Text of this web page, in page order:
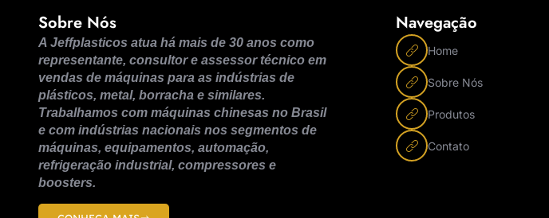
Sobre Nós
A Jeffplasticos atua há mais de 30 anos como
representante, consultor e assessor técnico em
vendas de máquinas para as indústrias de
plásticos, metal, borracha e similares.
Trabalhamos com máquinas chinesas no Brasil
e com indústrias nacionais nos segmentos de
máquinas, equipamentos, automação,
refrigeração industrial, compressores e
boosters.
Navegação
Home
Sobre Nós
Produtos
Contato